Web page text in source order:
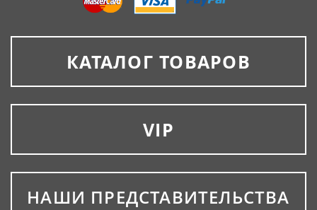
КАТАЛОГ ТОВАРОВ
VIP
НАШИ ПРЕДСТАВИТЕЛЬСТВА